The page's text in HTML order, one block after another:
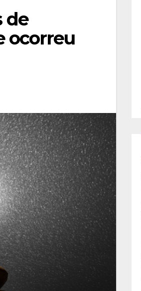
de
ocorreu